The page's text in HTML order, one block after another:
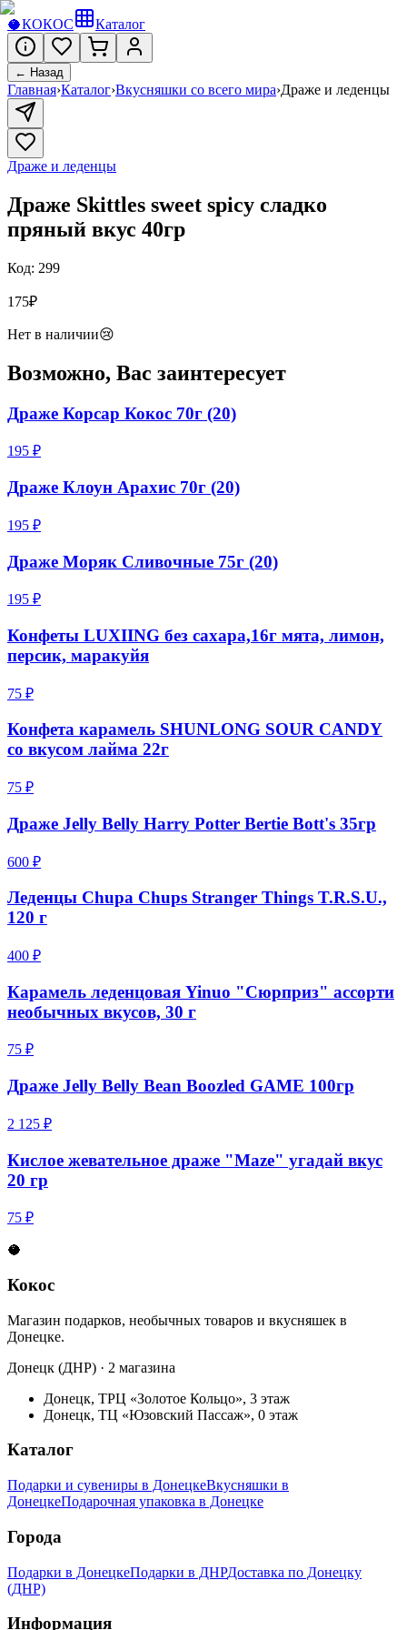
🥥КОКОС Каталог
← Назад
Главная›Каталог›Вкусняшки со всего мира›Драже и леденцы
Драже и леденцы
Драже Skittles sweet spicy сладко
пряный вкус 40гр
Код: 299
175₽
Нет в наличии😢
Возможно, Вас заинтересует
Драже Корсар Кокос 70г (20)
195 ₽
Драже Клоун Арахис 70г (20)
195 ₽
Драже Моряк Сливочные 75г (20)
195 ₽
Конфеты LUXIING без сахара,16г мята, лимон,
персик, маракуйя
75 ₽
Конфета карамель SHUNLONG SOUR CANDY
со вкусом лайма 22г
75 ₽
Драже Jelly Belly Harry Potter Bertie Bott's 35гр
600 ₽
Леденцы Chupa Chups Stranger Things T.R.S.U.,
120 г
400 ₽
Карамель леденцовая Yinuo "Сюрприз" ассорти
необычных вкусов, 30 г
75 ₽
Драже Jelly Belly Bean Boozled GAME 100гр
2 125 ₽
Кислое жевательное драже "Maze" угадай вкус
20 гр
75 ₽
🥥
Кокос
Магазин подарков, необычных товаров и вкусняшек в
Донецке.
Донецк (ДНР) · 2 магазина
Донецк, ТРЦ «Золотое Кольцо», 3 этаж
Донецк, ТЦ «Юзовский Пассаж», 0 этаж
Каталог
Подарки и сувениры в ДонецкеВкусняшки в
ДонецкеПодарочная упаковка в Донецке
Города
Подарки в ДонецкеПодарки в ДНРДоставка по Донецку
(ДНР)
Информация